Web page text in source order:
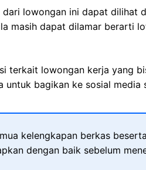
dari lowongan ini dapat dilihat
masih dapat dilamar berarti
terkait lowongan kerja yang
untuk bagikan ke sosial
kelengkapan berkas
dengan baik sebelum